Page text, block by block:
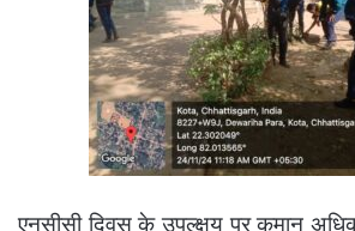
एनसीसी दिवस के उपल्क्षय पर कमान